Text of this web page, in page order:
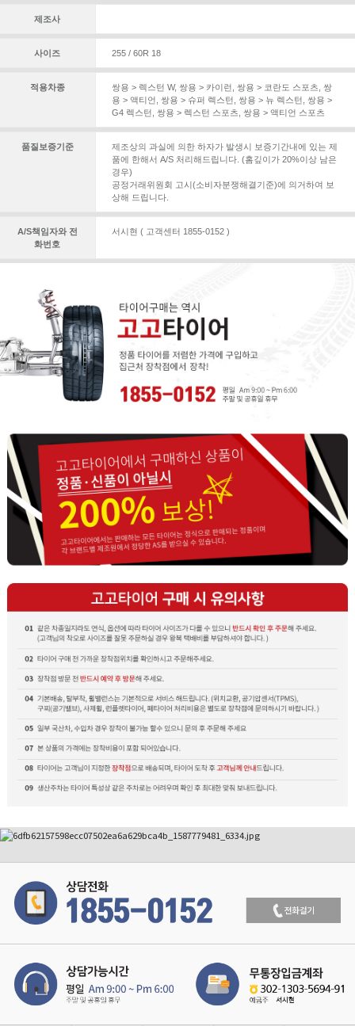
제조사
사이즈 255 / 60R 18
적용차종 쌍용 > 렉스턴 W, 쌍용 > 카이런 쌍용 > 코란도 스포츠 쌍
용 > 액티언 쌍용 > 슈퍼 렉스턴 쌍용 > 뉴 렉스턴 쌍용 >
G4 렉스턴 쌍용 > 렉스턴 스포츠 쌍용 > 액티언 스포츠
품질보증기준
제조상의 과실에 의한 하자가 발생시 보증기간내에 있는 제
품에 한해서 A/S 처리해드립니다. (홈깊이가 20%이상 남은
경우)
공정거래위원회 고시(소비자분쟁해결기준)에 의거하여 보
상해 드립니다.
A/S책임자와 전
화번호
서시현 ( 고객센터 1855-0152 )